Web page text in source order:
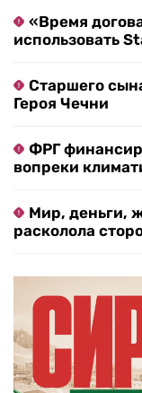
«Время
использовать
Старшего
Героя Чечни
ФРГ
вопреки
Мир, деньги,
расколола